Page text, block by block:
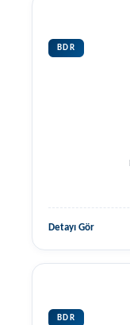
BDR
Detayı Gör
BDR